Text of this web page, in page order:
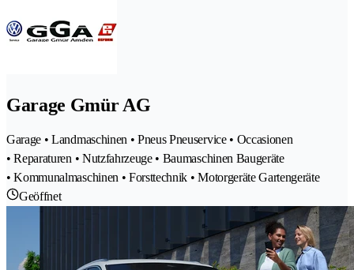
Garage Gmür AG
Garage • Landmaschinen • Pneus Pneuservice • Occasionen
• Reparaturen • Nutzfahrzeuge • Baumaschinen Baugeräte
• Kommunalmaschinen • Forsttechnik • Motorgeräte Gartengeräte
Geöffnet